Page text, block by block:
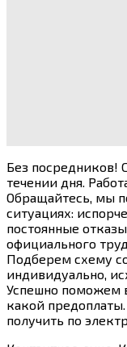
Без посредников!
течении дня.
Обращайтесь, мы
ситуациях:
постоянные
официального
Подберем схему
индивидуально,
Успешно поможем
какой
получить по